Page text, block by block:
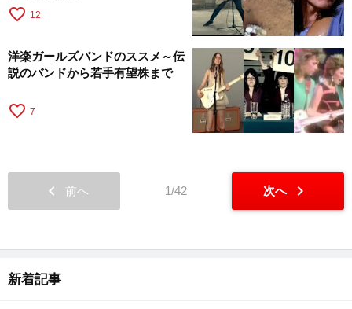
favorite_border 12
洋楽ガールズバンドのススメ～伝
説のバンドから若手有望株まで
favorite_border 7
chevron_left 前へ 1/42 次へ chevron_right
新着記事